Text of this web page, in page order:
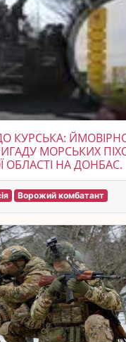
КУРСЬКА:
МОРСЬКИХ
ОБЛАСТІ НА ДОНБАС.
Ворожий комбатант